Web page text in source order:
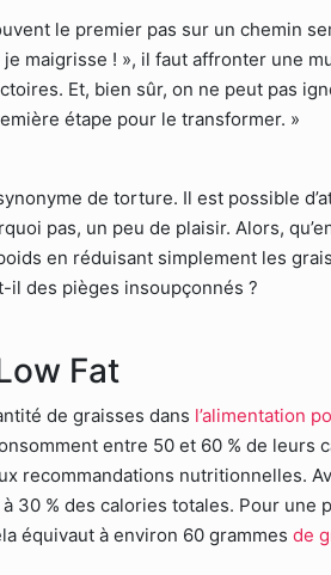
le premier pas sur un chemin
maigrisse ! », il faut affronter une
Et, bien sûr, on ne peut pas
étape pour le transformer. »
de torture. Il est possible
pas, un peu de plaisir. Alors,
en réduisant simplement les
il des pièges insoupçonnés ?
Fat
de graisses dans l’alimentation
entre 50 et 60 % de leurs
recommandations nutritionnelles.
30 % des calories totales. Pour une
équivaut à environ 60 grammes de